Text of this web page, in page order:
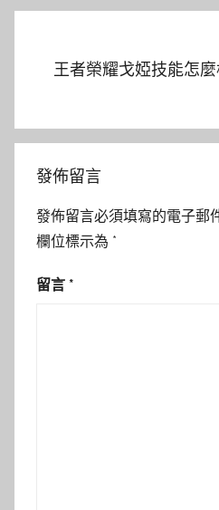
覽
王者榮耀戈婭技能怎
發佈留言
發佈留言必須填寫的電子郵
欄位標示為 *
留言 *